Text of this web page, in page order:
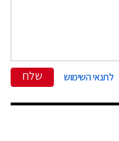
לתנאי השימוש שלח